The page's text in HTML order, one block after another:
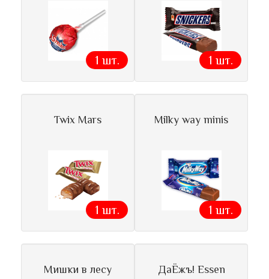
1 шт. 1 шт.
Twix Mars
1 шт.
Milky way minis
1 шт.
Мишки в лесу
ДаЁжъ! Essen